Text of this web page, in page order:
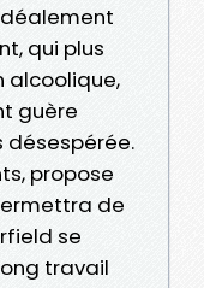
qui plus
alcoolique,
guère
désespérée.
propose
de
se
travail